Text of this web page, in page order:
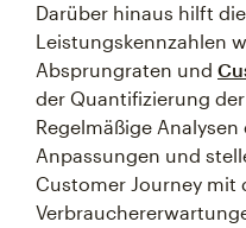
Darüber hinaus hilft
Leistungskennzahlen
Absprungraten und
der Quantifizierung
Regelmäßige
Anpassungen und
Customer Journey mit